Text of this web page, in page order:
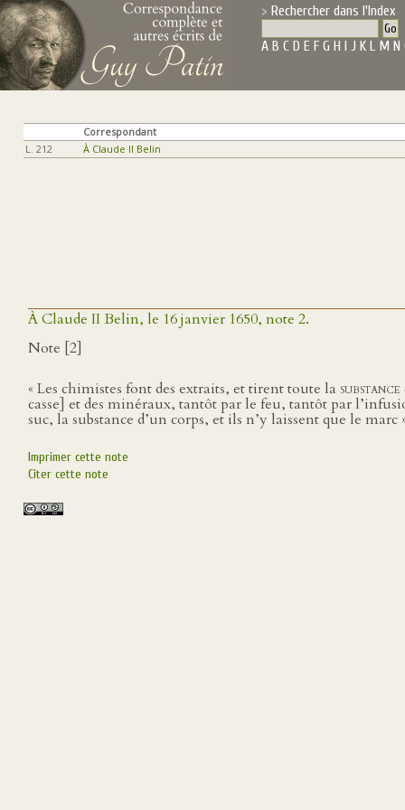
Rechercher dans l'Index
A B C D E F G H I J K L M N